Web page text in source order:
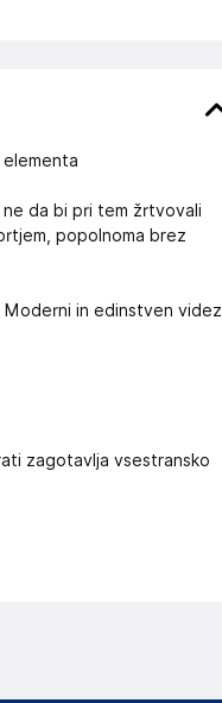
da bi pri tem žrtvovali
popolnoma brez
Moderni in edinstven videz
zagotavlja vsestransko